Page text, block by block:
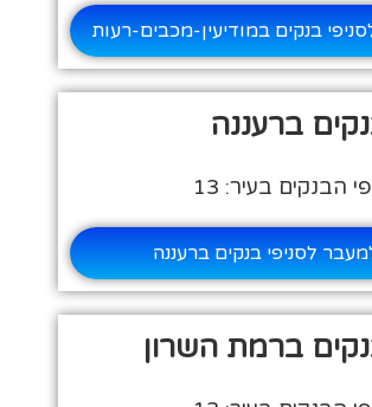
בנקים במודיעין-מכבים-רעות
ברעננה
הבנקים בעיר: 13
לסניפי בנקים ברעננה
ברמת השרון